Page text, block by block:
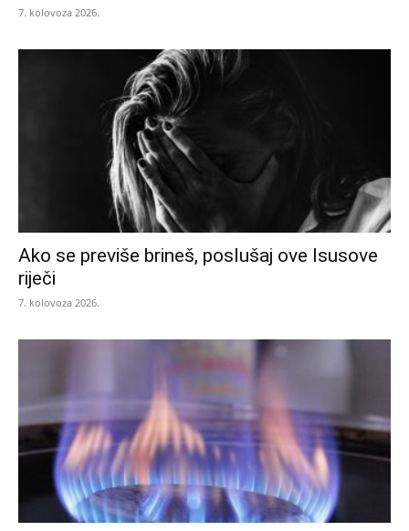
7. kolovoza 2026.
Ako se previše brineš, poslušaj ove Isusove
riječi
7. kolovoza 2026.